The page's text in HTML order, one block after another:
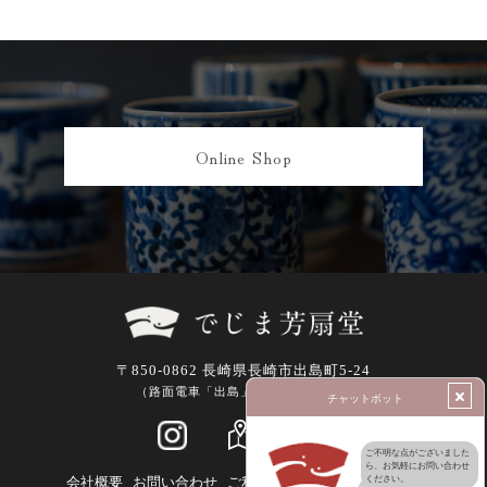
Online Shop
〒850-0862 長崎県長崎市出島町5-24
（路面電車「出島」駅より徒歩1分）
会社概要 お問い合わせ ご利用について 特定商取引法